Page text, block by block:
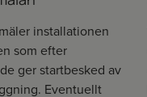
installationen
som efter
ger startbesked av
Eventuellt